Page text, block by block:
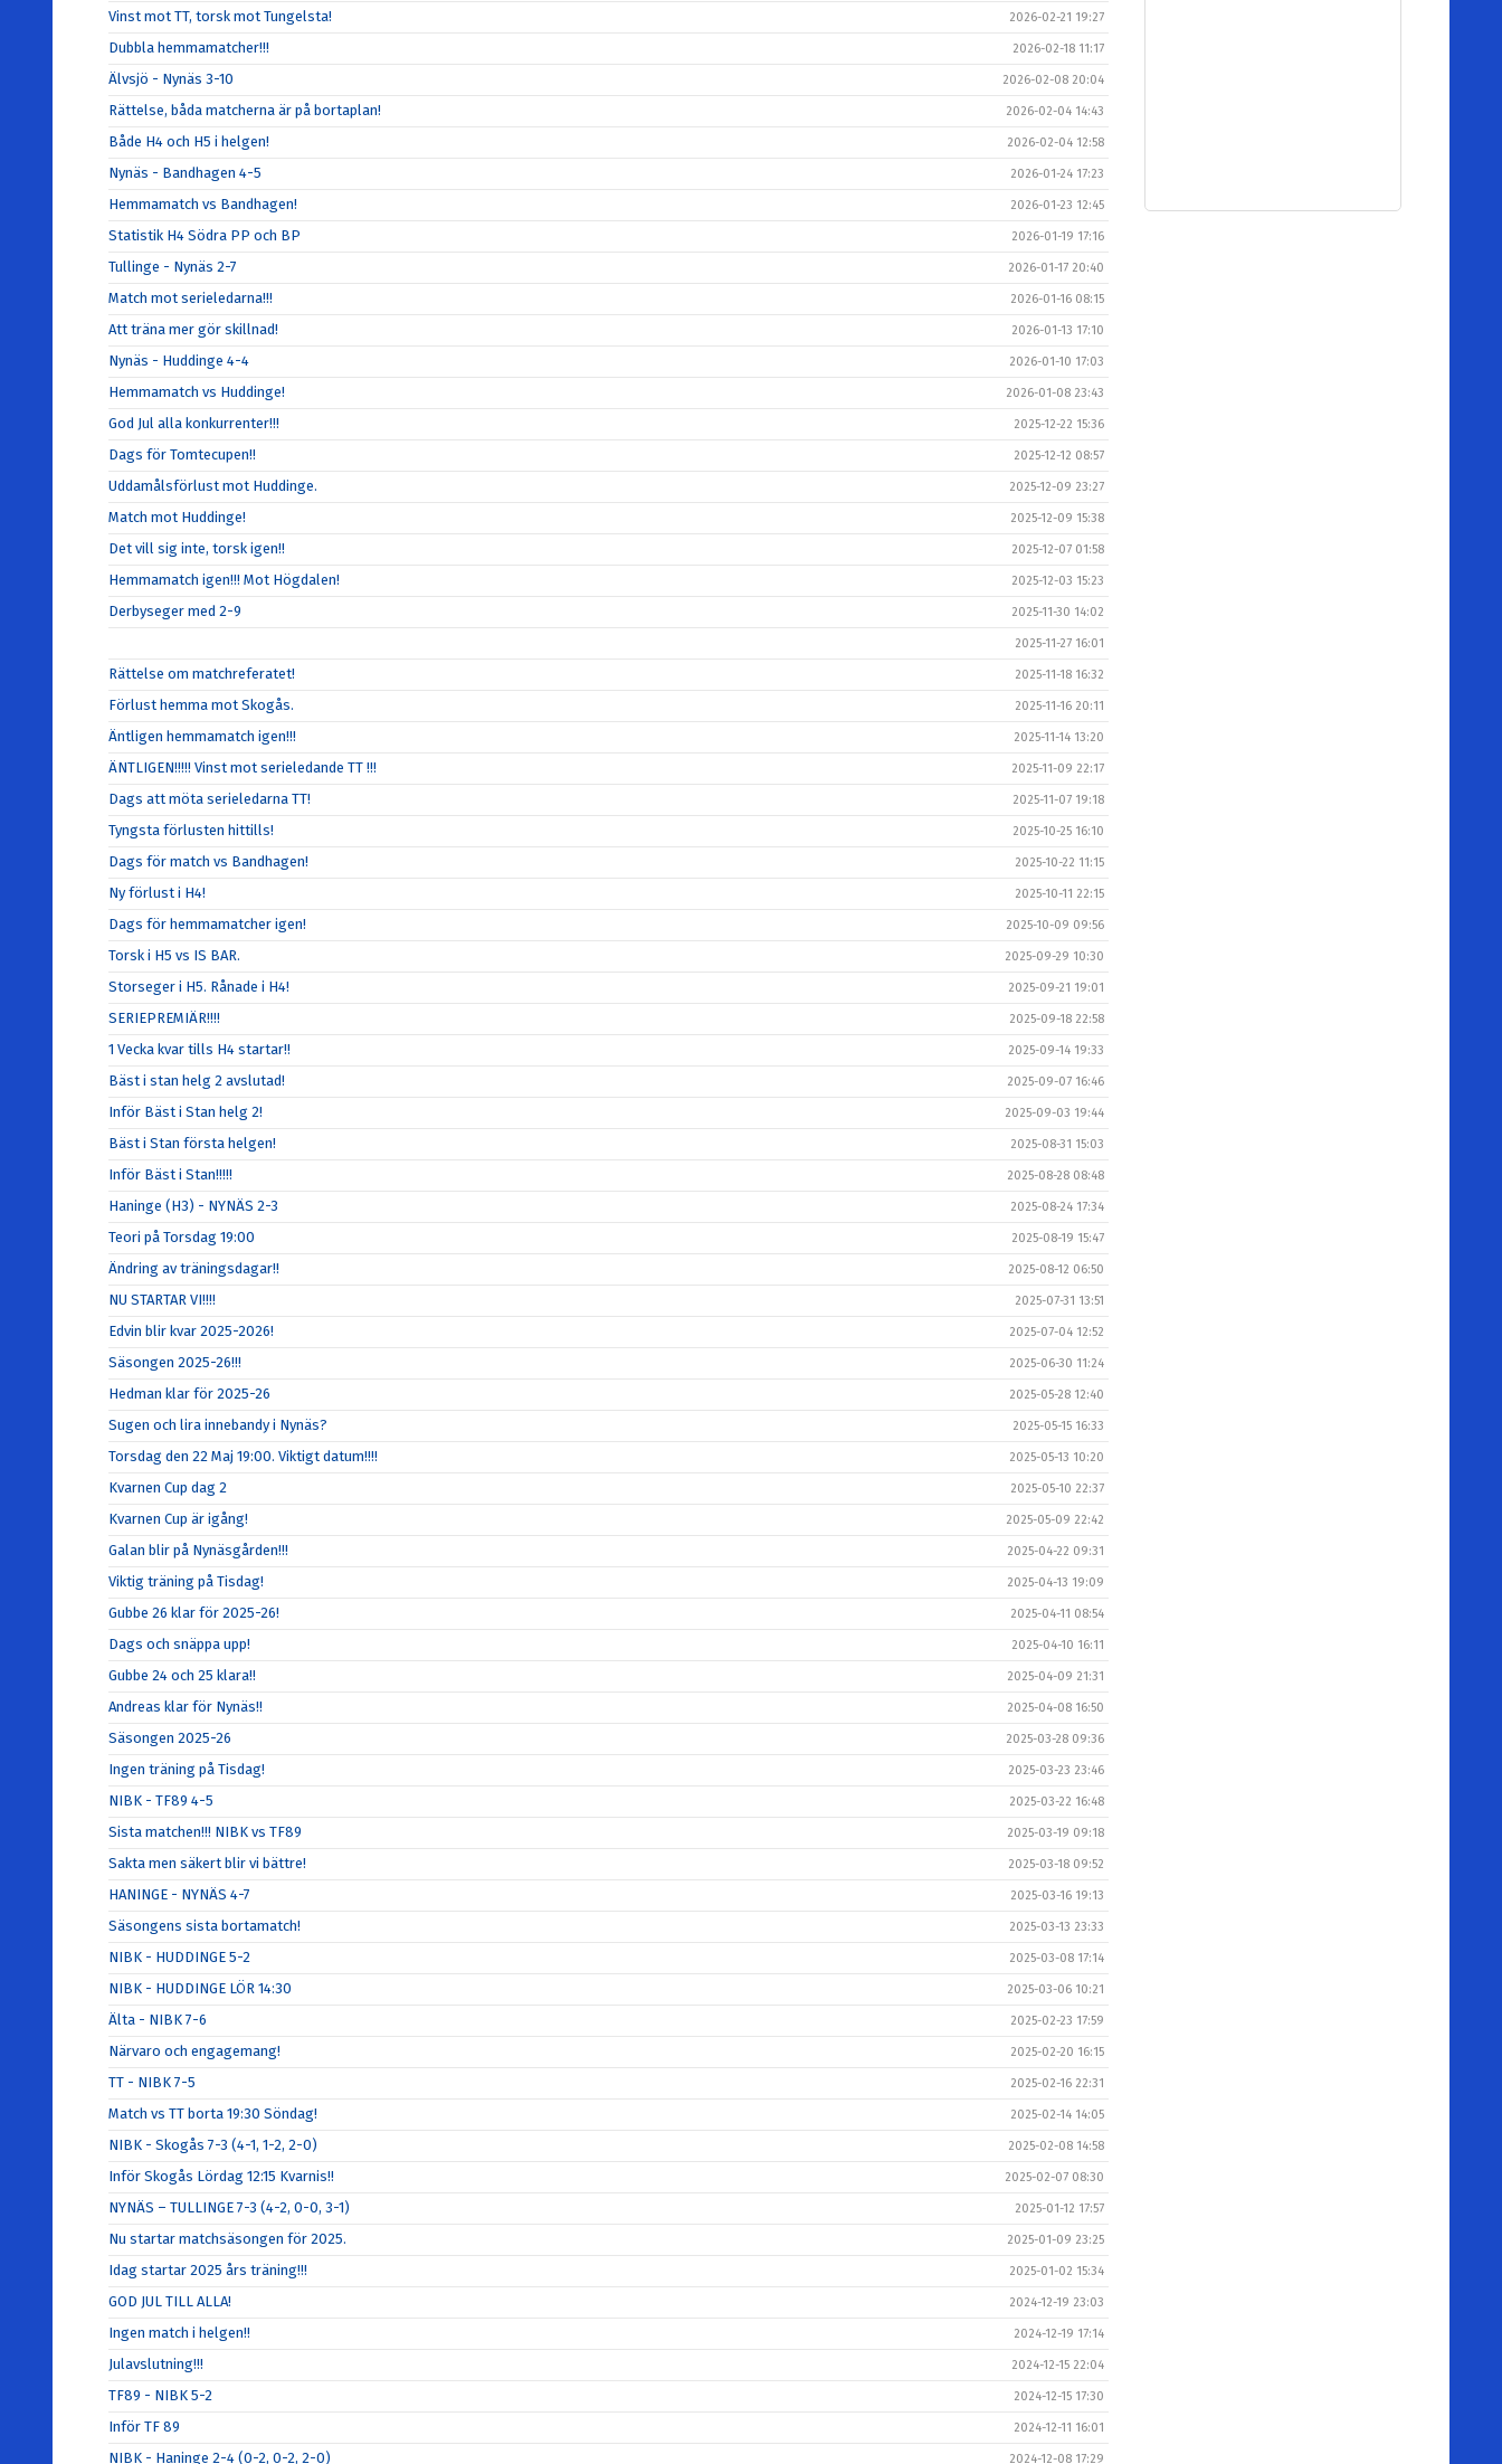
Vinst mot TT, torsk mot Tungelsta! 2026-02-21 19:27
Dubbla hemmamatcher!!! 2026-02-18 11:17
Älvsjö - Nynäs 3-10 2026-02-08 20:04
Rättelse, båda matcherna är på bortaplan! 2026-02-04 14:43
Både H4 och H5 i helgen! 2026-02-04 12:58
Nynäs - Bandhagen 4-5 2026-01-24 17:23
Hemmamatch vs Bandhagen! 2026-01-23 12:45
Statistik H4 Södra PP och BP 2026-01-19 17:16
Tullinge - Nynäs 2-7 2026-01-17 20:40
Match mot serieledarna!!! 2026-01-16 08:15
Att träna mer gör skillnad! 2026-01-13 17:10
Nynäs - Huddinge 4-4 2026-01-10 17:03
Hemmamatch vs Huddinge! 2026-01-08 23:43
God Jul alla konkurrenter!!! 2025-12-22 15:36
Dags för Tomtecupen!! 2025-12-12 08:57
Uddamålsförlust mot Huddinge. 2025-12-09 23:27
Match mot Huddinge! 2025-12-09 15:38
Det vill sig inte, torsk igen!! 2025-12-07 01:58
Hemmamatch igen!!! Mot Högdalen! 2025-12-03 15:23
Derbyseger med 2-9 2025-11-30 14:02
2025-11-27 16:01
Rättelse om matchreferatet! 2025-11-18 16:32
Förlust hemma mot Skogås. 2025-11-16 20:11
Äntligen hemmamatch igen!!! 2025-11-14 13:20
ÄNTLIGEN!!!!! Vinst mot serieledande TT !!! 2025-11-09 22:17
Dags att möta serieledarna TT! 2025-11-07 19:18
Tyngsta förlusten hittills! 2025-10-25 16:10
Dags för match vs Bandhagen! 2025-10-22 11:15
Ny förlust i H4! 2025-10-11 22:15
Dags för hemmamatcher igen! 2025-10-09 09:56
Torsk i H5 vs IS BAR. 2025-09-29 10:30
Storseger i H5. Rånade i H4! 2025-09-21 19:01
SERIEPREMIÄR!!!! 2025-09-18 22:58
1 Vecka kvar tills H4 startar!! 2025-09-14 19:33
Bäst i stan helg 2 avslutad! 2025-09-07 16:46
Inför Bäst i Stan helg 2! 2025-09-03 19:44
Bäst i Stan första helgen! 2025-08-31 15:03
Inför Bäst i Stan!!!!! 2025-08-28 08:48
Haninge (H3) - NYNÄS 2-3 2025-08-24 17:34
Teori på Torsdag 19:00 2025-08-19 15:47
Ändring av träningsdagar!! 2025-08-12 06:50
NU STARTAR VI!!!! 2025-07-31 13:51
Edvin blir kvar 2025-2026! 2025-07-04 12:52
Säsongen 2025-26!!! 2025-06-30 11:24
Hedman klar för 2025-26 2025-05-28 12:40
Sugen och lira innebandy i Nynäs? 2025-05-15 16:33
Torsdag den 22 Maj 19:00. Viktigt datum!!!! 2025-05-13 10:20
Kvarnen Cup dag 2 2025-05-10 22:37
Kvarnen Cup är igång! 2025-05-09 22:42
Galan blir på Nynäsgården!!! 2025-04-22 09:31
Viktig träning på Tisdag! 2025-04-13 19:09
Gubbe 26 klar för 2025-26! 2025-04-11 08:54
Dags och snäppa upp! 2025-04-10 16:11
Gubbe 24 och 25 klara!! 2025-04-09 21:31
Andreas klar för Nynäs!! 2025-04-08 16:50
Säsongen 2025-26 2025-03-28 09:36
Ingen träning på Tisdag! 2025-03-23 23:46
NIBK - TF89 4-5 2025-03-22 16:48
Sista matchen!!! NIBK vs TF89 2025-03-19 09:18
Sakta men säkert blir vi bättre! 2025-03-18 09:52
HANINGE - NYNÄS 4-7 2025-03-16 19:13
Säsongens sista bortamatch! 2025-03-13 23:33
NIBK - HUDDINGE 5-2 2025-03-08 17:14
NIBK - HUDDINGE LÖR 14:30 2025-03-06 10:21
Älta - NIBK 7-6 2025-02-23 17:59
Närvaro och engagemang! 2025-02-20 16:15
TT - NIBK 7-5 2025-02-16 22:31
Match vs TT borta 19:30 Söndag! 2025-02-14 14:05
NIBK - Skogås 7-3 (4-1, 1-2, 2-0) 2025-02-08 14:58
Inför Skogås Lördag 12:15 Kvarnis!! 2025-02-07 08:30
NYNÄS – TULLINGE 7-3 (4-2, 0-0, 3-1) 2025-01-12 17:57
Nu startar matchsäsongen för 2025. 2025-01-09 23:25
Idag startar 2025 års träning!!! 2025-01-02 15:34
GOD JUL TILL ALLA! 2024-12-19 23:03
Ingen match i helgen!! 2024-12-19 17:14
Julavslutning!!! 2024-12-15 22:04
TF89 - NIBK 5-2 2024-12-15 17:30
Inför TF 89 2024-12-11 16:01
NIBK - Haninge 2-4 (0-2, 0-2, 2-0) 2024-12-08 17:29